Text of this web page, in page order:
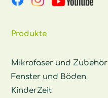
Produkte
Mikrofaser und Zubehör
Fenster und Böden
KinderZeit